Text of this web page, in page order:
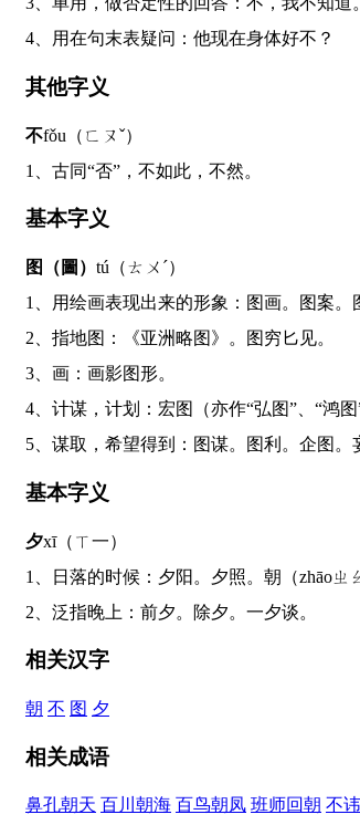
4、用在句末表疑问：他现在身体好不？
其他字义
不fǒu（ㄈㄡˇ）
1、古同“否”，不如此，不然。
基本字义
图（圖） tú（ㄊㄨˊ）
1、用绘画表现出来的形象：图画。图案。
2、指地图：《亚洲略图》。图穷匕见。
3、画：画影图形。
4、计谋，计划：宏图（亦作“弘图”、“鸿
5、谋取，希望得到：图谋。图利。企图
基本字义
夕xī（ㄒ一）
1、日落的时候：夕阳。夕照。朝（zhāo
2、泛指晚上：前夕。除夕。一夕谈。
相关汉字
朝 不 图 夕
相关成语
鼻孔朝天 百川朝海 百鸟朝凤 班师回朝 不